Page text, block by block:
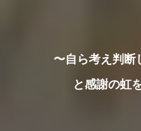
〜自ら考え判断
と感謝の虹